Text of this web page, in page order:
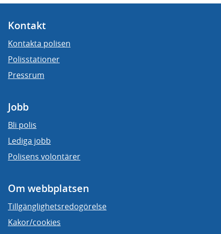
Kontakt
Kontakta polisen
Polisstationer
Pressrum
Jobb
Bli polis
Lediga jobb
Polisens volontärer
Om webbplatsen
Tillgänglighetsredogörelse
Kakor/cookies